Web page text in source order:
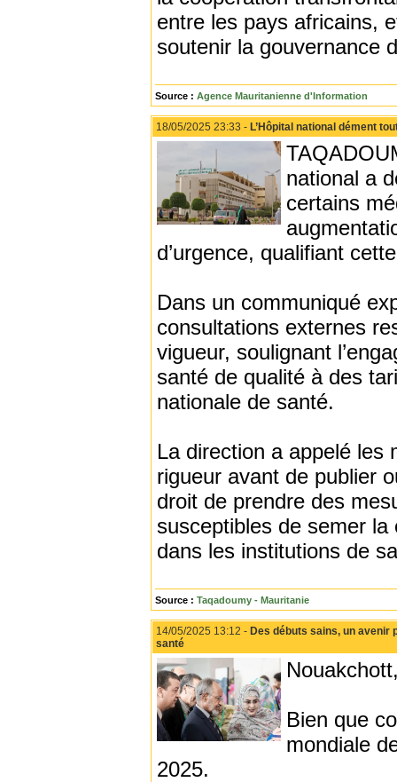
entre les pays africains,
soutenir la gouvernance
Source : Agence Mauritanienne d'Information
18/05/2025 23:33 - L’Hôpital national dément
national a
certains
d’urgence, qualifiant
Dans un communiqué
consultations externes
vigueur, soulignant
santé de qualité à des
nationale de santé.
La direction a appelé les
rigueur avant de publier
droit de prendre des
susceptibles de semer
dans les institutions de
Source : Taqadoumy - Mauritanie
14/05/2025 13:12 - Des débuts sains, un avenir
santé
Bien que
mondiale
2025.